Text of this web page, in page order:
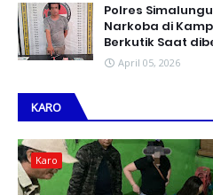
Polres
Narkoba di
Berkutik Saat
April 05, 2026
KARO
Karo